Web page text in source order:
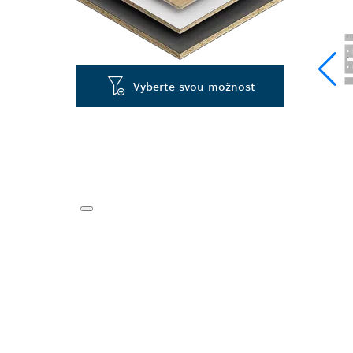
Vyberte svou možnost